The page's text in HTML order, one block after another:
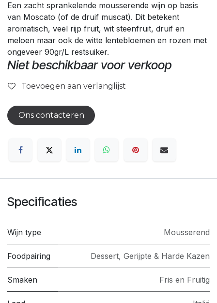
Een zacht sprankelende mousserende wijn op basis
van Moscato (of de druif muscat). Dit betekent
aromatisch, veel rijp fruit, wit steenfruit, druif en
meloen maar ook de witte lentebloemen en rozen met
ongeveer 90gr/L restsuiker.
Niet beschikbaar voor verkoop
Toevoegen aan verlanglijst
Ons contacteren
Specificaties
Wijn type Mousserend
Foodpairing Dessert, Gerijpte & Harde Kazen
Smaken Fris en Fruitig